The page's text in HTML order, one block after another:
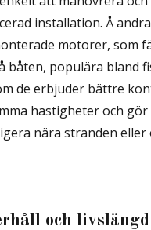
installation. Å
motorer, som
båten, populära bland
de erbjuder bättre
hastigheter och
nära stranden eller
och livslängd